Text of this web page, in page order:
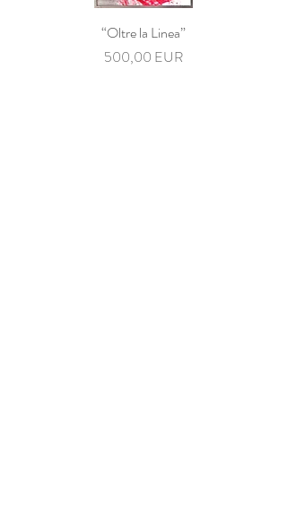
“Oltre la Linea”
Preț
500,00 EUR